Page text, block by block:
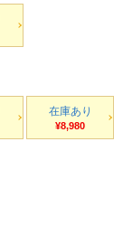
在庫あり
¥8,980